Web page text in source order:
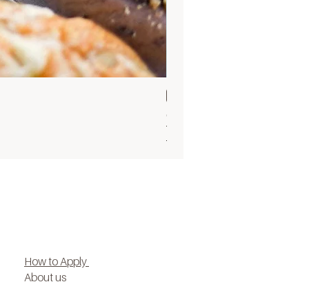
Ocean cupcake 30 Aug
ราคาปกติ
฿1,500.00
How to Apply
About us